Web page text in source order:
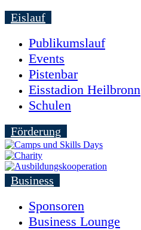
Eislauf
Publikumslauf
Events
Pistenbar
Eisstadion Heilbronn
Schulen
Förderung
Business
Sponsoren
Business Lounge